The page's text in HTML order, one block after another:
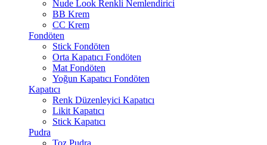
Nude Look Renkli Nemlendirici
BB Krem
CC Krem
Fondöten
Stick Fondöten
Orta Kapatıcı Fondöten
Mat Fondöten
Yoğun Kapatıcı Fondöten
Kapatıcı
Renk Düzenleyici Kapatıcı
Likit Kapatıcı
Stick Kapatıcı
Pudra
Toz Pudra